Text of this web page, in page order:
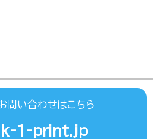
問い合わせはこちら
1-print.jp